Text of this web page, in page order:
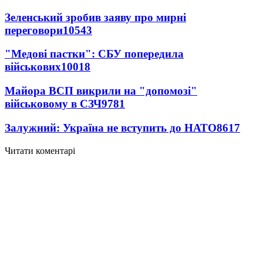
Зеленський зробив заяву про мирні
переговори10543
"Медові пастки": СБУ попередила
військових10018
Майора ВСП викрили на "допомозі"
військовому в СЗЧ9781
Залужний: Україна не вступить до НАТО8617
Читати коментарі